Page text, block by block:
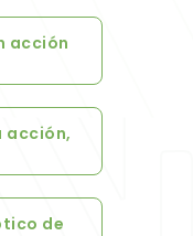
acción
acción,
de